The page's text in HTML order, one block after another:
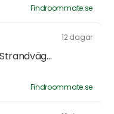
Findroommate.se
12 dagar
Findroommate.se